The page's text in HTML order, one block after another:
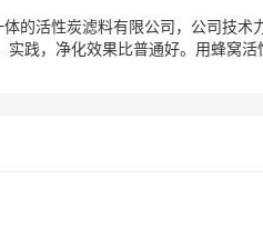
的活性炭滤料有限公司，公司技
践，净化效果比普通好。用蜂窝